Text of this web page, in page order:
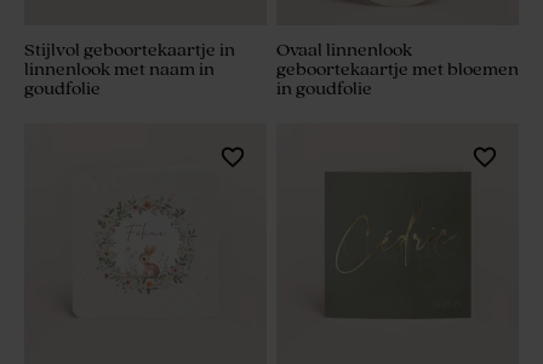
Stijlvol geboortekaartje in
linnenlook met naam in
goudfolie
Ovaal linnenlook
geboortekaartje met bloemen
in goudfolie